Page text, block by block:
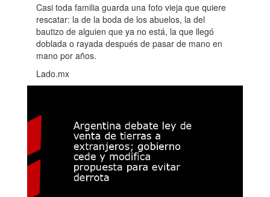
Casi toda familia guarda una foto vieja que quiere
rescatar: la de la boda de los abuelos, la del
bautizo de alguien que ya no está, la que llegó
doblada o rayada después de pasar de mano en
mano por años.
Lado.mx